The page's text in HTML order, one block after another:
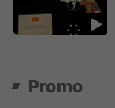
Promo